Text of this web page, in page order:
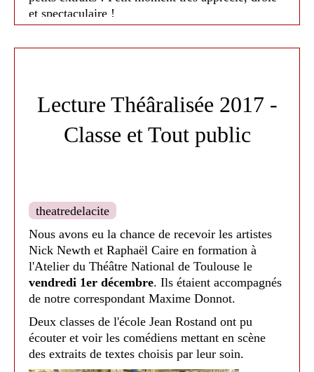
; paiement préalable par
l'ordre du Théâtre de la
Cité.
de 28 ans, étudiants,
demandeurs d'emploi et
du RSA. Co-voiturage
possible
et spectaculaire !
Lecture Théâralisée 2017 -
Classe et Tout public
theatredelacite
Nous avons eu la chance de recevoir les artistes
Nick Newth et Raphaël Caire en formation à
l'Atelier du Théâtre National de Toulouse le
vendredi 1er décembre. Ils étaient accompagnés
de notre correspondant Maxime Donnot.
Deux classes de l'école Jean Rostand ont pu
écouter et voir les comédiens mettant en scène
des extraits de textes choisis par leur soin.